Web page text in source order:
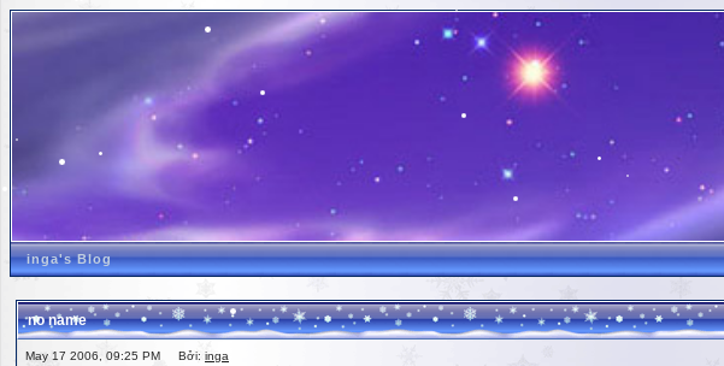
inga's Blog
no name
May 17 2006, 09:25 PM Bởi: inga